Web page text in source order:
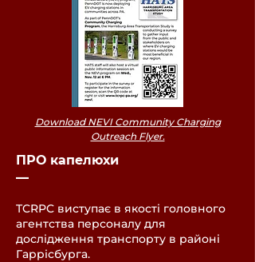
Download NEVI Community Charging
Outreach Flyer.
ПРО капелюхи
––
TCRPC виступає в якості головного
агентства персоналу для
дослідження транспорту в районі
Гаррісбурга.